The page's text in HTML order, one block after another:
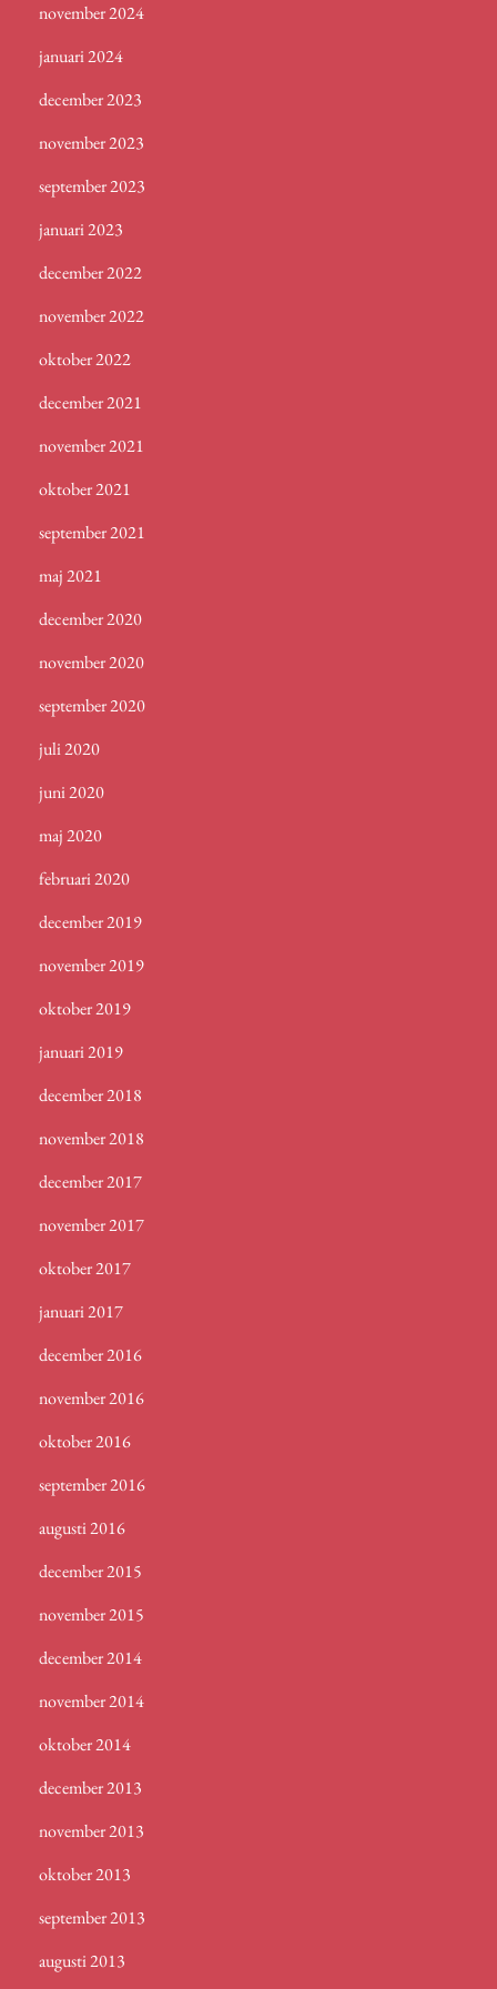
november 2024
januari 2024
december 2023
november 2023
september 2023
januari 2023
december 2022
november 2022
oktober 2022
december 2021
november 2021
oktober 2021
september 2021
maj 2021
december 2020
november 2020
september 2020
juli 2020
juni 2020
maj 2020
februari 2020
december 2019
november 2019
oktober 2019
januari 2019
december 2018
november 2018
december 2017
november 2017
oktober 2017
januari 2017
december 2016
november 2016
oktober 2016
september 2016
augusti 2016
december 2015
november 2015
december 2014
november 2014
oktober 2014
december 2013
november 2013
oktober 2013
september 2013
augusti 2013